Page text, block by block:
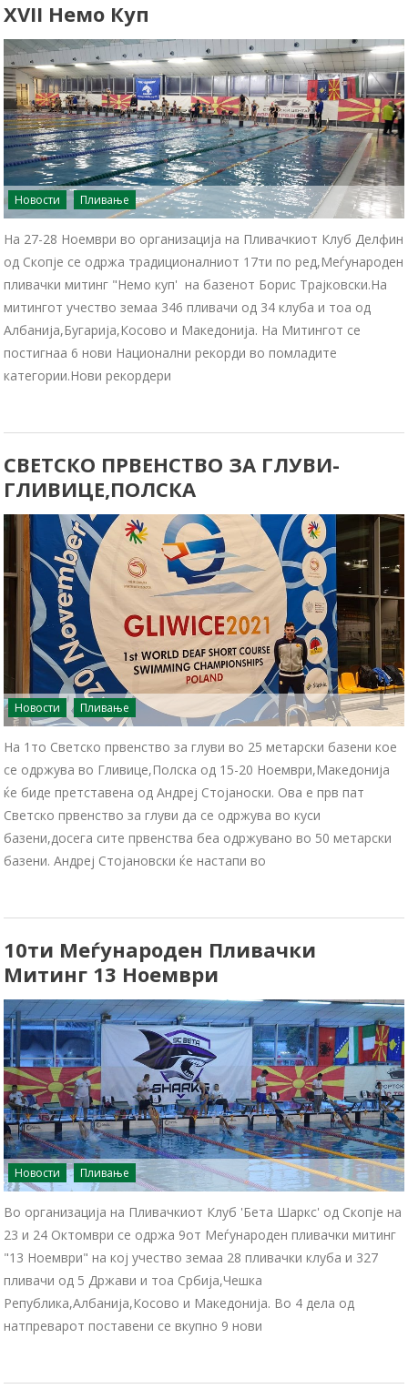
XVII Немо Куп
Новости Пливање
На 27-28 Ноември во организација на Пливачкиот Клуб Делфин
од Скопје се одржа традиционалниот 17ти по ред,Меѓународен
пливачки митинг "Немо куп' на базенот Борис Трајковски.На
митингот учество земаа 346 пливачи од 34 клуба и тоа од
Албанија,Бугарија,Косово и Македонија. На Митингот се
постигнаа 6 нови Национални рекорди во помладите
категории.Нови рекордери
СВЕТСКО ПРВЕНСТВО ЗА ГЛУВИ-
ГЛИВИЦЕ,ПОЛСКА
Новости Пливање
На 1то Светско првенство за глуви во 25 метарски базени кое
се одржува во Гливице,Полска од 15-20 Ноември,Македонија
ќе биде претставена од Андреј Стојаноски. Ова е прв пат
Светско првенство за глуви да се одржува во куси
базени,досега сите првенства беа одржувано во 50 метарски
базени. Андреј Стојановски ќе настапи во
10ти Меѓународен Пливачки
Митинг 13 Ноември
Новости Пливање
Во организација на Пливачкиот Клуб 'Бета Шаркс' од Скопје на
23 и 24 Октомври се одржа 9от Меѓународен пливачки митинг
"13 Ноември" на кој учество земаа 28 пливачки клуба и 327
пливачи од 5 Држави и тоа Србија,Чешка
Република,Албанија,Косово и Македонија. Во 4 дела од
натпреварот поставени се вкупно 9 нови